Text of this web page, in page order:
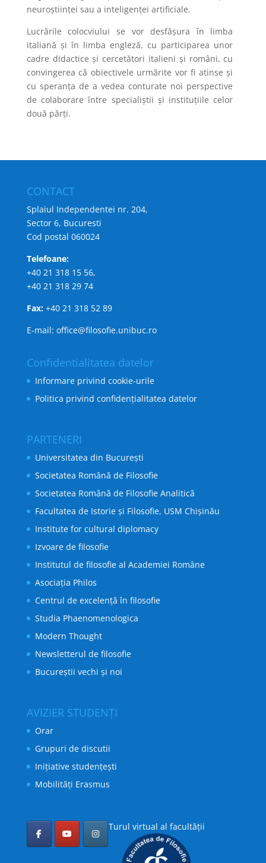
neuroştiinţei sau a inteligenţei artificiale.
Lucrările colocviului se vor desfăşura în limba
italiană şi în limba engleză, cu participarea unor
cadre didactice şi cercetători italieni şi români, cu
convingerea că obiectivele urmărite vor fi atinse şi
cu speranţa de a vedea conturate noi perspective
de colaborare între specialiştii şi instituţiile celor
două părţi.
CONTACT
Splaiul Independentei nr. 204,
Sector 6, Bucuresti
Cod postal 060024
Telefoane:
+40 21 318 15 56,
+40 21 318 29 74
Fax: +40 21 318 52 89
E-mail: office@filosofie.unibuc.ro
Confidentialitatea datelor
Informare privind cookie-urile
Politica privind confidențialitatea datelor
PARTENERI
Universitatea din București
Societatea Română de Filosofie
Societatea Română de Filosofie Analitică
Facultatea de Istorie și Filosofie, USM Chișinău
Institute for cultural diplomacy
Izvoare de filosofie
Institutul de filosofie al Academiei Române
Asociația Philos
Centrul de excelență în filosofie
Studia Phaenomenologica
Modern Thought
Newsletterul de filosofie
Bucureștii vechi și noi
AVIZIER STUDENȚI
Orar
Grupuri de discutii
Inițiative studențești
Mobilități Erasmus
Turul virtual al facultății